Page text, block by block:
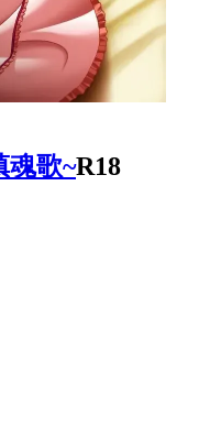
魂歌~R18